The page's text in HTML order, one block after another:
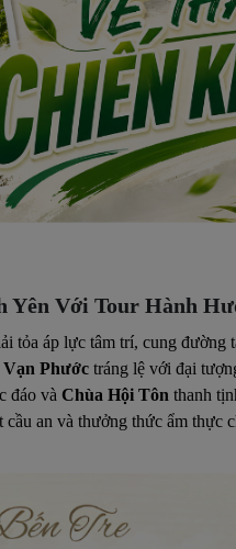
Yên Với Tour Hành
tỏa áp lực tâm trí, cung đường
Phước tráng lệ với đại
đáo và Chùa Hội Tôn thanh
an và thưởng thức ẩm thực